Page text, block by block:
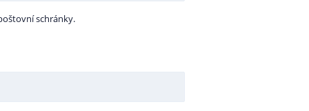
schránky.